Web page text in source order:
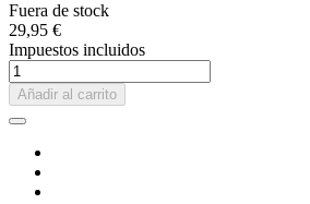
Fuera de stock
29,95 €
Impuestos incluidos
Añadir al carrito